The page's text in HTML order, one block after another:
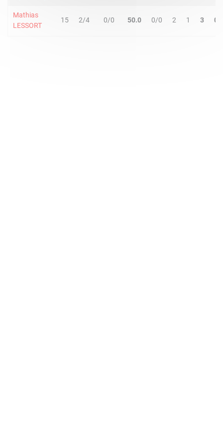
Mathias
LESSORT
15 2/4 0/0 50.0 0/0 2 1 3 0